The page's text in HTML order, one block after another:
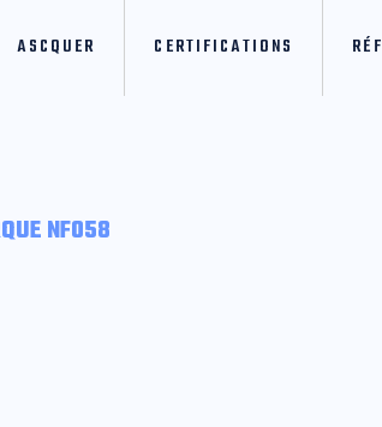
ASCQUER CERTIFICATIONS
NF058